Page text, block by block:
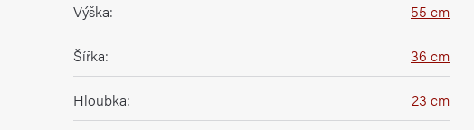
Výška: 55 cm
Šířka: 36 cm
Hloubka: 23 cm